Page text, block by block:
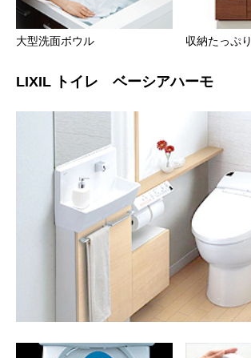
大型洗面ボウル 収納たっぷり
LIXIL トイレ ベーシアハーモ